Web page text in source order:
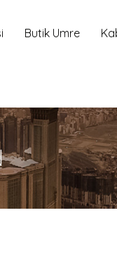
Butik Umre